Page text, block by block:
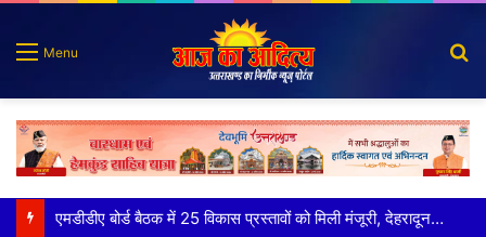
Menu
मुख्य सचिव ने अंडरग्राउंड विद्युत लाइन परियोजना का प्रस्ताव तैयार करने के दिये निर्देश